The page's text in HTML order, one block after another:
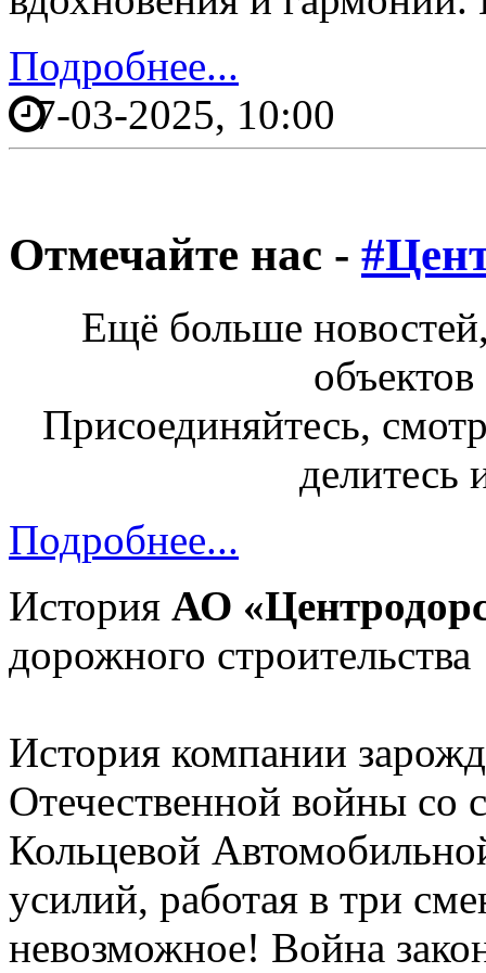
Подробнее...
7-03-2025, 10:00
Отмечайте нас -
Ещё больше
объектов
Присоединяйтесь,
делитесь
Подробнее...
История АО
дорожного строительства
История компании
Отечественной войны со
Кольцевой
усилий, работая в три
невозможное! Война